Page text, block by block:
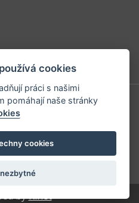
byKinet
cookies
práci s našimi
pomáhají naše stránky
cookies